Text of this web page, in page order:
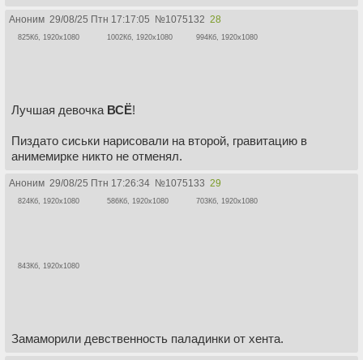
Аноним 29/08/25 Птн 17:17:05 №1075132 28
825Кб, 1920x1080 1002Кб, 1920x1080 994Кб, 1920x1080
Лучшая девочка ВСЁ!
Пиздато сиськи нарисовали на второй, гравитацию в
анимемирке никто не отменял.
Аноним 29/08/25 Птн 17:26:34 №1075133 29
824Кб, 1920x1080 586Кб, 1920x1080 703Кб, 1920x1080
843Кб, 1920x1080
Замаморили девственность паладинки от хента.